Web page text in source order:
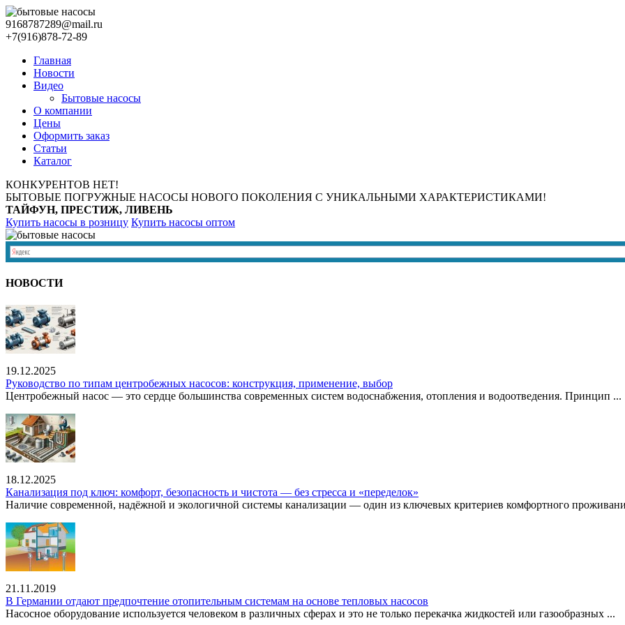
9168787289@mail.ru
+7(916)878-72-89
Главная
Новости
Видео
Бытовые насосы
О компании
Цены
Оформить заказ
Статьи
Каталог
КОНКУРЕНТОВ НЕТ!
БЫТОВЫЕ ПОГРУЖНЫЕ НАСОСЫ НОВОГО ПОКОЛЕНИЯ С УНИКАЛЬНЫМИ ХАРАКТЕРИСТИКАМИ!
ТАЙФУН, ПРЕСТИЖ, ЛИВЕНЬ
Купить насосы в розницу Купить насосы оптом
НОВОСТИ
19.12.2025
Руководство по типам центробежных насосов: конструкция, применение, выбор
Центробежный насос — это сердце большинства современных систем водоснабжения, отопления и водоотведения. Принцип ...
18.12.2025
Канализация под ключ: комфорт, безопасность и чистота — без стресса и «переделок»
Наличие современной, надёжной и экологичной системы канализации — один из ключевых критериев комфортного
21.11.2019
В Германии отдают предпочтение отопительным системам на основе тепловых насосов
Насосное оборудование используется человеком в различных сферах и это не только перекачка жидкостей или газообразных ...